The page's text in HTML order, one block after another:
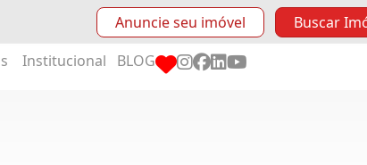
Anuncie seu imóvel Buscar
Institucional BLOG